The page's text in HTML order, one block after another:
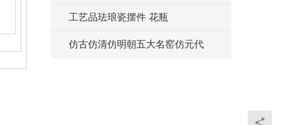
工艺品珐琅瓷摆件 花瓶
仿古仿清仿明朝五大名窑仿元代